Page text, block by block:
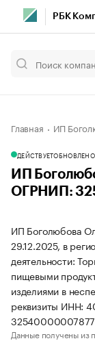
РБК
Главная ИП
ДЕЙСТВУЕТОБНОВЛЕНО
ИП
ОГРНИП:
ИП Боголюбова
29.12.2025, в
деятельности:
пищевыми
изделиями в
реквизиты ИНН:
Данные получены из